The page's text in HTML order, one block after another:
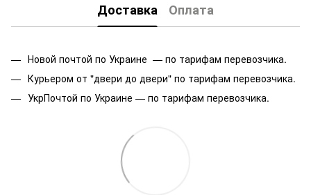
Доставка Оплата
Новой почтой по Украине — по тарифам перевозчика.
Курьером от "двери до двери" по тарифам перевозчика.
УкрПочтой по Украине — по тарифам перевозчика.